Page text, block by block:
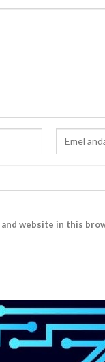
and website in this